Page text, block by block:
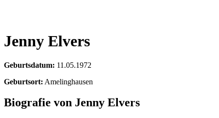
Jenny Elvers
Geburtsdatum: 11.05.1972
Geburtsort: Amelinghausen
Biografie von Jenny Elvers